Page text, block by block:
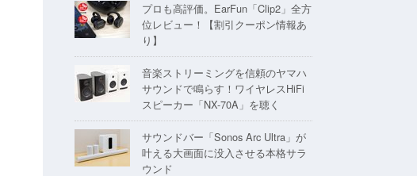
プロも高評価。EarFun「Clip2」全方
位レビュー！【割引クーポン情報あ
り】
音楽ストリーミングを信頼のヤマハ
サウンドで鳴らす！ワイヤレスHiFi
スピーカー「NX-70A」を聴く
サウンドバー「Sonos Arc Ultra」が
叶える大画面に没入させる本格サラ
ウンド